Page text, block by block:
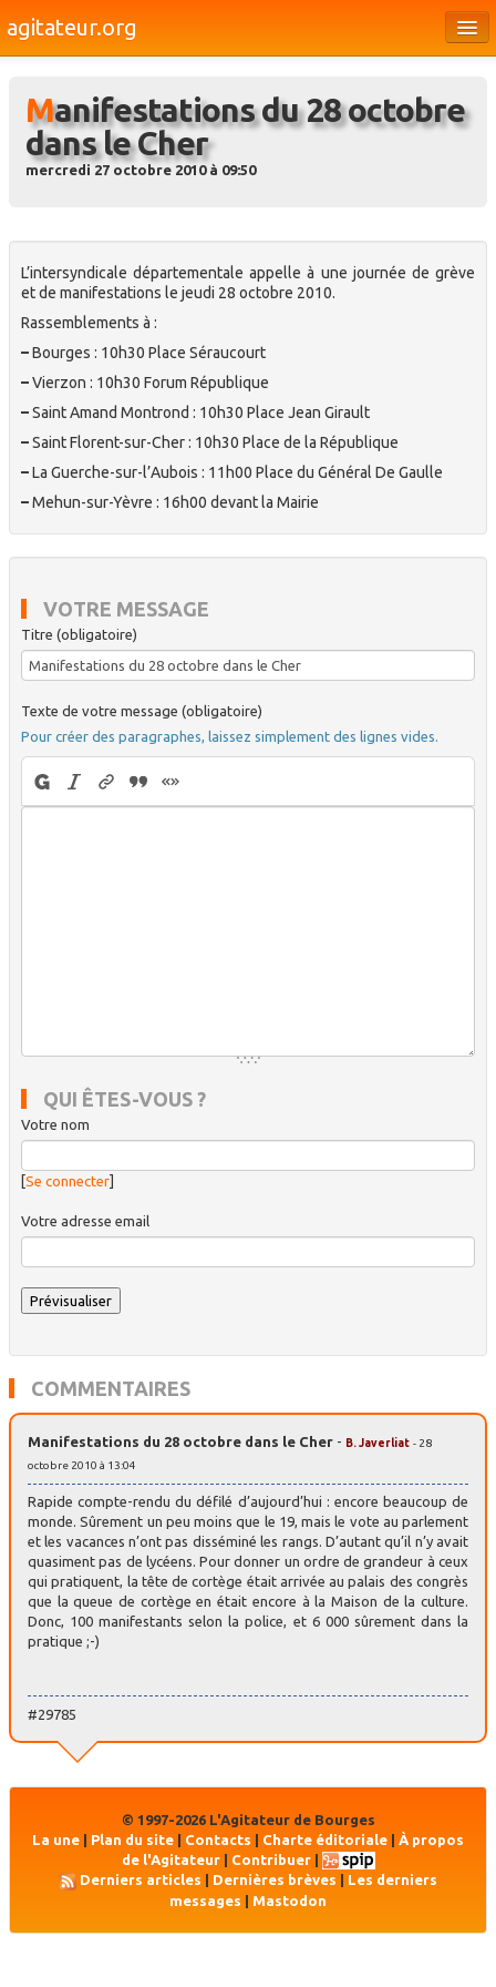
agitateur.org
Bourges & le Cher
Société
Médias
Dossiers
Brèves
Manifestations du 28 octobre
dans le Cher
mercredi 27 octobre 2010 à 09:50
L’intersyndicale départementale appelle à une journée de grève
et de manifestations le jeudi 28 octobre 2010.
Rassemblements à :
–Bourges : 10h30 Place Séraucourt
–Vierzon : 10h30 Forum République
–Saint Amand Montrond : 10h30 Place Jean Girault
–Saint Florent-sur-Cher : 10h30 Place de la République
–La Guerche-sur-l’Aubois : 11h00 Place du Général De Gaulle
–Mehun-sur-Yèvre : 16h00 devant la Mairie
VOTRE MESSAGE
Titre (obligatoire)
Texte de votre message (obligatoire)
Pour créer des paragraphes, laissez simplement des lignes vides.
QUI ÊTES-VOUS ?
Votre nom
Se connecter]
Votre adresse email
COMMENTAIRES
Manifestations du 28 octobre dans le Cher - B. Javerliat - 28
octobre 2010 à 13:04
Rapide compte-rendu du défilé d’aujourd’hui : encore beaucoup de
monde. Sûrement un peu moins que le 19, mais le vote au parlement
et les vacances n’ont pas disséminé les rangs. D’autant qu’il n’y avait
quasiment pas de lycéens. Pour donner un ordre de grandeur à ceux
qui pratiquent, la tête de cortège était arrivée au palais des congrès
que la queue de cortège en était encore à la Maison de la culture.
Donc, 100 manifestants selon la police, et 6 000 sûrement dans la
pratique ;-)
#29785
© 1997-2026 L'Agitateur de Bourges
La une | Plan du site | Contacts | Charte éditoriale | À propos
de l'Agitateur| Contribuer|
Derniers articles
Dernières brèves
Les derniers
messages
Mastodon